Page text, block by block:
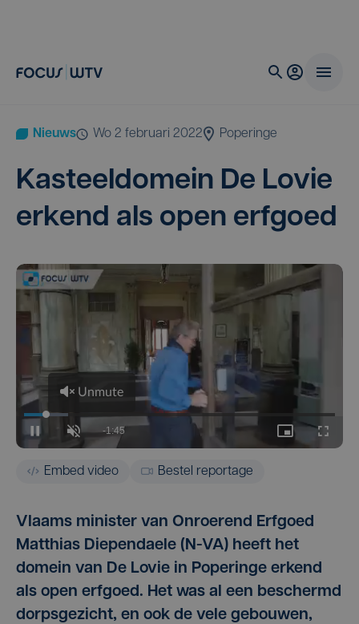
Nieuws wo 2 februari 2022 Poperinge
Kas­teeldo­mein De Lovie
erkend als open erfgoed
Embed video Bestel reportage
Vlaams minister van Onroerend Erfgoed
Matthias Diependaele (N-VA) heeft het
domein van De Lovie in Poperinge erkend
als open erfgoed. Het was al een beschermd
dorpsgezicht, en ook de vele gebouwen,